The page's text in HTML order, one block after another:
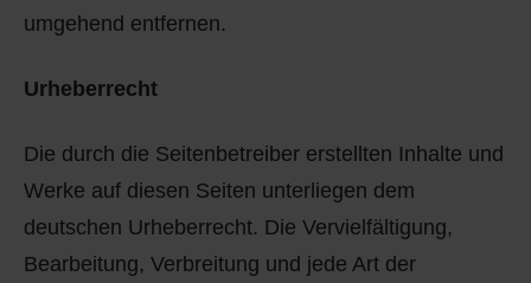
umgehend entfernen.
Urheberrecht
Die durch die Seitenbetreiber erstellten Inhalte und
Werke auf diesen Seiten unterliegen dem
deutschen Urheberrecht. Die Vervielfältigung,
Bearbeitung, Verbreitung und jede Art der